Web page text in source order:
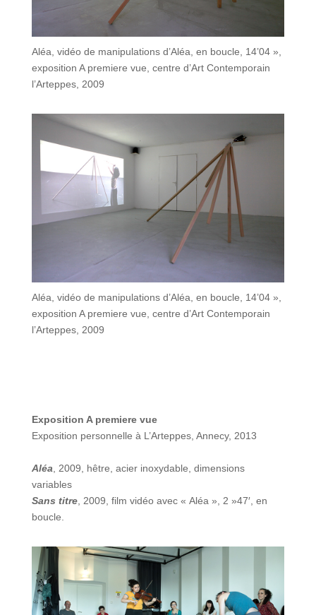
Aléa, vidéo de manipulations d’Aléa, en boucle, 14’04 »,
exposition A premiere vue, centre d’Art Contemporain
l’Arteppes, 2009
Aléa, vidéo de manipulations d’Aléa, en boucle, 14’04 »,
exposition A premiere vue, centre d’Art Contemporain
l’Arteppes, 2009
Exposition A premiere vue
Exposition personnelle à L’Arteppes, Annecy, 2013
Aléa , 2009, hêtre, acier inoxydable, dimensions
variables
Sans titre, 2009, film vidéo avec « Aléa », 2 »47′, en
boucle.